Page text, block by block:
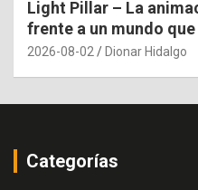
Light Pillar – La
frente a un mundo
2026-08-02 Dionar Hidalgo
Categorías